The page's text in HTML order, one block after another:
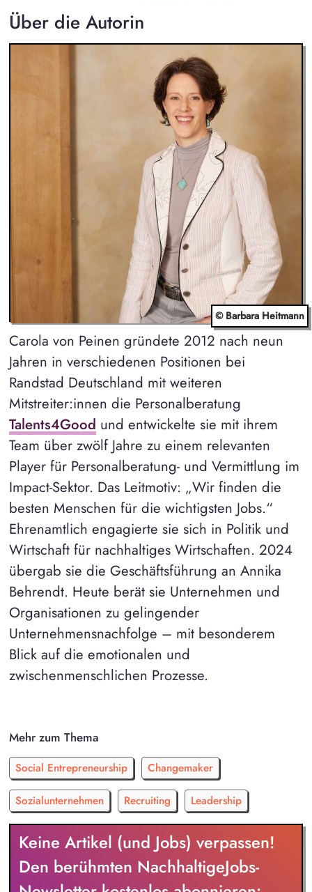
Über die Autorin
© Barbara Heitmann
Carola von Peinen gründete 2012 nach neun
Jahren in verschiedenen Positionen bei
Randstad Deutschland mit weiteren
Mitstreiter:innen die Personalberatung
Talents4Good und entwickelte sie mit ihrem
Team über zwölf Jahre zu einem relevanten
Player für Personalberatung- und Vermittlung im
Impact-Sektor. Das Leitmotiv: „Wir finden die
besten Menschen für die wichtigsten Jobs.“
Ehrenamtlich engagierte sie sich in Politik und
Wirtschaft für nachhaltiges Wirtschaften. 2024
übergab sie die Geschäftsführung an Annika
Behrendt. Heute berät sie Unternehmen und
Organisationen zu gelingender
Unternehmensnachfolge – mit besonderem
Blick auf die emotionalen und
zwischenmenschlichen Prozesse.
Mehr zum Thema
Social Entrepreneurship Changemaker
Sozialunternehmen Recruiting Leadership
Keine Artikel (und Jobs) verpassen!
Den berühmten NachhaltigeJobs-